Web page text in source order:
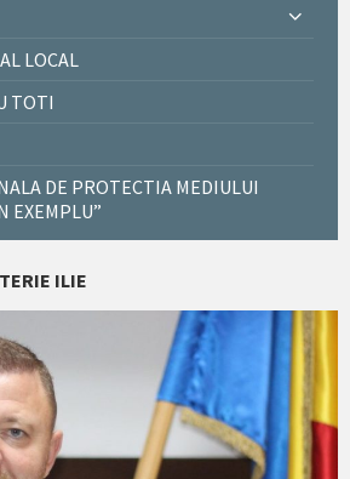
LOCAL
TOTI
DE PROTECTIA MEDIULUI
EXEMPLU”
ILIE